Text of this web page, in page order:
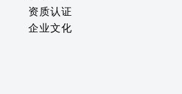
资质认证
企业文化